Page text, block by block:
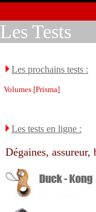
Les Tests
Les prochains tests :
Volumes [Prisma]
Les tests en ligne :
Dégaines, assureur,